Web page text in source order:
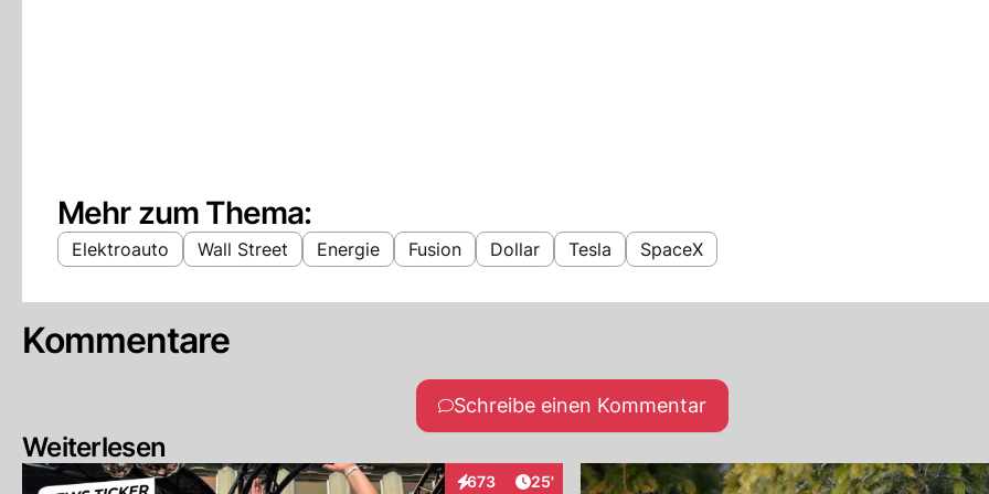
Mehr zum Thema:
Elektroauto Wall Street Energie Fusion Dollar Tesla SpaceX
Kommentare
Schreibe einen Kommentar
Weiterlesen
673
InteraktionenArtikel veröffentlicht:
25'